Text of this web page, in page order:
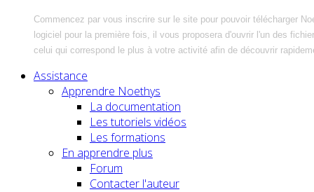
Commencez par vous inscrire sur le site pour pouvoir télécharger
logiciel pour la première fois, il vous proposera d'ouvrir l'un des
celui qui correspond le plus à votre activité afin de découvrir
Assistance
Apprendre Noethys
La documentation
Les tutoriels vidéos
Les formations
En apprendre plus
Forum
Contacter l'auteur